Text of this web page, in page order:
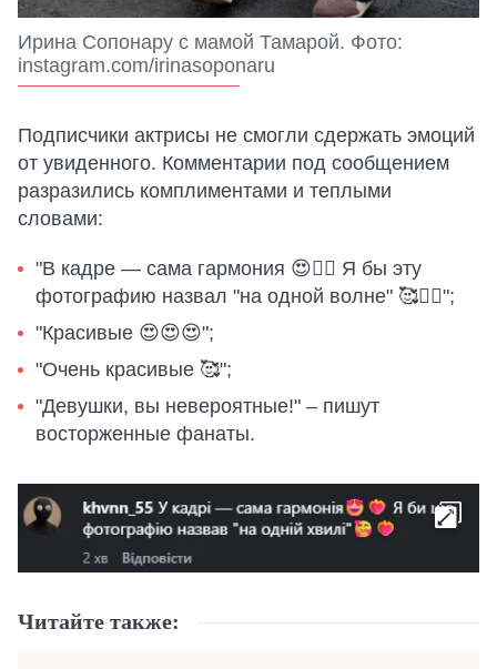
Ирина Сопонару с мамой Тамарой. Фото:
instagram.com/irinasoponaru
Подписчики актрисы не смогли сдержать эмоций
от увиденного. Комментарии под сообщением
разразились комплиментами и теплыми
словами:
"В кадре — сама гармония 😍❤️‍🔥 Я бы эту
фотографию назвал "на одной волне" 🥰❤️‍🔥";
"Красивые 😍😍😍";
"Очень красивые 🥰";
"Девушки, вы невероятные!" – пишут
восторженные фанаты.
Читайте также: